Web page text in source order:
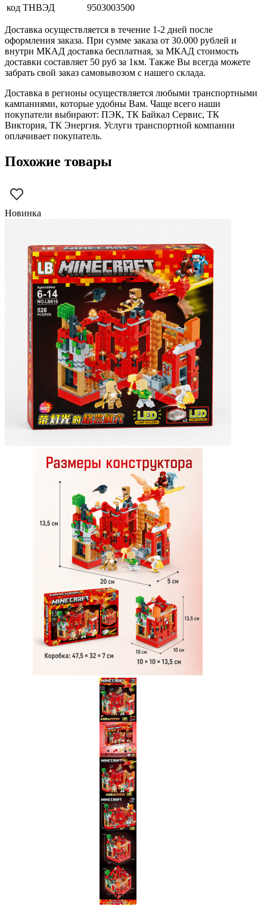
код ТНВЭД
9503003500
Доставка осуществляется в течение 1-2 дней после
оформления заказа. При сумме заказа от 30.000 рублей и
внутри МКАД доставка бесплатная, за МКАД стоимость
доставки составляет 50 руб за 1км. Также Вы всегда можете
забрать свой заказ самовывозом с нашего склада.
Доставка в регионы осуществляется любыми транспортными
кампаниями, которые удобны Вам. Чаще всего наши
покупатели выбирают: ПЭК, ТК Байкал Сервис, ТК
Виктория, ТК Энергия. Услуги транспортной компании
оплачивает покупатель.
Похожие товары
Новинка